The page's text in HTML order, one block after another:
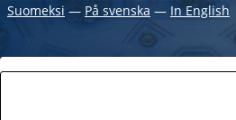
Suomeksi ― På svenska ― In English